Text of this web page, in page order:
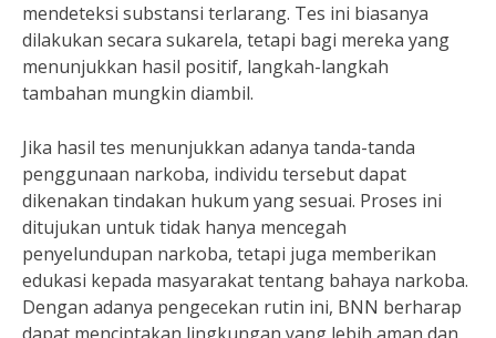
mendeteksi substansi terlarang. Tes ini biasanya
dilakukan secara sukarela, tetapi bagi mereka yang
menunjukkan hasil positif, langkah-langkah
tambahan mungkin diambil.
Jika hasil tes menunjukkan adanya tanda-tanda
penggunaan narkoba, individu tersebut dapat
dikenakan tindakan hukum yang sesuai. Proses ini
ditujukan untuk tidak hanya mencegah
penyelundupan narkoba, tetapi juga memberikan
edukasi kepada masyarakat tentang bahaya narkoba.
Dengan adanya pengecekan rutin ini, BNN berharap